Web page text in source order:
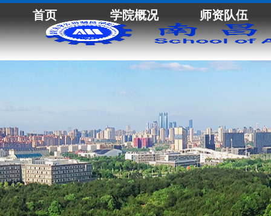
首页 学院概况 师资队伍